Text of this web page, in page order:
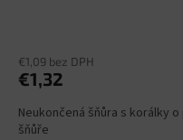
€1,09 bez DPH
€1,32
Neukončená šňůra s korálky
šňůře